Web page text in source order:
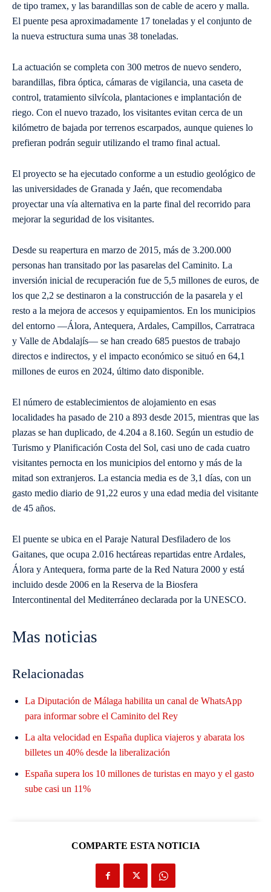
de tipo tramex, y las barandillas son de cable de acero y malla.
El puente pesa aproximadamente 17 toneladas y el conjunto de
la nueva estructura suma unas 38 toneladas.
La actuación se completa con 300 metros de nuevo sendero,
barandillas, fibra óptica, cámaras de vigilancia, una caseta de
control, tratamiento silvícola, plantaciones e implantación de
riego. Con el nuevo trazado, los visitantes evitan cerca de un
kilómetro de bajada por terrenos escarpados, aunque quienes lo
prefieran podrán seguir utilizando el tramo final actual.
El proyecto se ha ejecutado conforme a un estudio geológico de
las universidades de Granada y Jaén, que recomendaba
proyectar una vía alternativa en la parte final del recorrido para
mejorar la seguridad de los visitantes.
Desde su reapertura en marzo de 2015, más de 3.200.000
personas han transitado por las pasarelas del Caminito. La
inversión inicial de recuperación fue de 5,5 millones de euros, de
los que 2,2 se destinaron a la construcción de la pasarela y el
resto a la mejora de accesos y equipamientos. En los municipios
del entorno —Álora, Antequera, Ardales, Campillos, Carratraca
y Valle de Abdalajís— se han creado 685 puestos de trabajo
directos e indirectos, y el impacto económico se situó en 64,1
millones de euros en 2024, último dato disponible.
El número de establecimientos de alojamiento en esas
localidades ha pasado de 210 a 893 desde 2015, mientras que las
plazas se han duplicado, de 4.204 a 8.160. Según un estudio de
Turismo y Planificación Costa del Sol, casi uno de cada cuatro
visitantes pernocta en los municipios del entorno y más de la
mitad son extranjeros. La estancia media es de 3,1 días, con un
gasto medio diario de 91,22 euros y una edad media del visitante
de 45 años.
El puente se ubica en el Paraje Natural Desfiladero de los
Gaitanes, que ocupa 2.016 hectáreas repartidas entre Ardales,
Álora y Antequera, forma parte de la Red Natura 2000 y está
incluido desde 2006 en la Reserva de la Biosfera
Intercontinental del Mediterráneo declarada por la UNESCO.
Mas noticias
Relacionadas
La Diputación de Málaga habilita un canal de WhatsApp
para informar sobre el Caminito del Rey
La alta velocidad en España duplica viajeros y abarata los
billetes un 40% desde la liberalización
España supera los 10 millones de turistas en mayo y el gasto
sube casi un 11%
COMPARTE ESTA NOTICIA